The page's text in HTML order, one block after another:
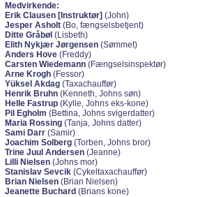
Medvirkende:
Erik Clausen [Instruktør] (John)
Jesper Asholt (Bo, fængselsbetjent)
Ditte Gråbøl (Lisbeth)
Elith Nykjær Jørgensen (Sømmet)
Anders Hove (Freddy)
Carsten Wiedemann (Fængselsinspektør)
Arne Krogh (Fessor)
Yüksel Akdag (Taxachauffør)
Henrik Bruhn (Kenneth, Johns søn)
Helle Fastrup (Kylle, Johns eks-kone)
Pil Egholm (Bettina, Johns svigerdatter)
Maria Rossing (Tanja, Johns datter)
Sami Darr (Samir)
Joachim Solberg (Torben, Johns bror)
Trine Juul Andersen (Jeanne)
Lilli Nielsen (Johns mor)
Stanislav Sevcik (Cykeltaxachauffør)
Brian Nielsen (Brian Nielsen)
Jeanette Buchard (Brians kone)